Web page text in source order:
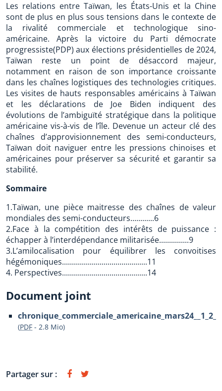
Les relations entre Taïwan, les États-Unis et la Chine
sont de plus en plus sous tensions dans le contexte de
la rivalité commerciale et technologique sino-
américaine. Après la victoire du Parti démocrate
progressiste(PDP) aux élections présidentielles de 2024,
Taïwan reste un point de désaccord majeur,
notamment en raison de son importance croissante
dans les chaînes logistiques des technologies critiques.
Les visites de hauts responsables américains à Taïwan
et les déclarations de Joe Biden indiquent des
évolutions de l’ambiguïté stratégique dans la politique
américaine vis-à-vis de l’île. Devenue un acteur clé des
chaînes d’approvisionnement des semi-conducteurs,
Taïwan doit naviguer entre les pressions chinoises et
américaines pour préserver sa sécurité et garantir sa
stabilité.
Sommaire
1.Taïwan, une pièce maitresse des chaînes de valeur
mondiales des semi-conducteurs............6
2.Face à la compétition des intérêts de puissance :
échapper à l’interdépendance militarisée...............9
3.L’amilocalisation pour équilibrer les convoitises
hégémoniques...........................................11
4. Perspectives...........................................14
Document joint
chronique_commerciale_americaine_mars24__1_2_-
(PDF - 2.8 Mio)
Partager sur :